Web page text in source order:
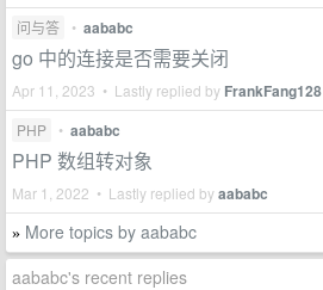
问与答 • aababc
go 中的连接是否需要关闭
Apr 11, 2023 • Lastly replied by FrankFang128
PHP • aababc
PHP 数组转对象
Mar 1, 2022 • Lastly replied byaababc
» More topics by aababc
aababc's recent replies